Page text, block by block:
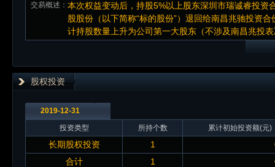
交易概述： 本次权益变动后，持股5%以上股东深圳市瑞诚睿投资
股股份（以下简称“标的股份”）退回给南昌兆驰投资
计持股数量上升为公司第一大股东（不涉及南昌兆投
股权投资
2019-12-31
投资类型
所持个数 累计初始投资额(元)
长期股权投资 1
合计
1